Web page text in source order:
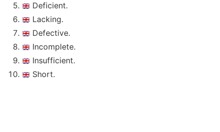
Deficient.
Lacking.
Defective.
Incomplete.
Insufficient.
Short.